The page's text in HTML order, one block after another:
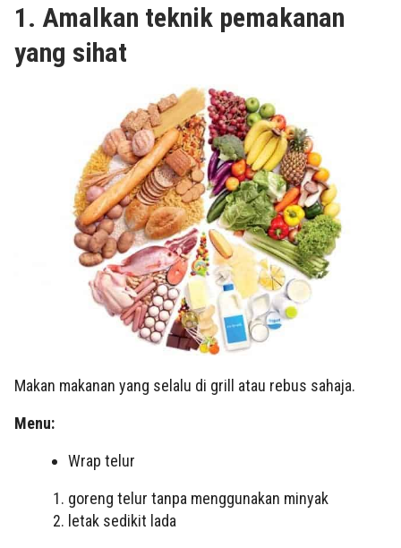
1. Amalkan teknik pemakanan
yang sihat
Makan makanan yang selalu di grill atau rebus sahaja.
Menu:
Wrap telur
goreng telur tanpa menggunakan minyak
letak sedikit lada